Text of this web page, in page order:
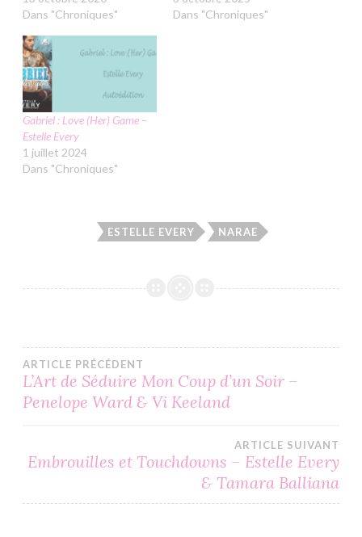
Dans "Chroniques"
Dans "Chroniques"
Gabriel : Love (Her) Game –
Estelle Every
1 juillet 2024
Dans "Chroniques"
ESTELLE EVERY NARAE
Navigation
de
l’article
ARTICLE PRÉCÉDENT
L’Art de Séduire Mon Coup d’un Soir –
Penelope Ward & Vi Keeland
ARTICLE SUIVANT
Embrouilles et Touchdowns – Estelle Every
& Tamara Balliana